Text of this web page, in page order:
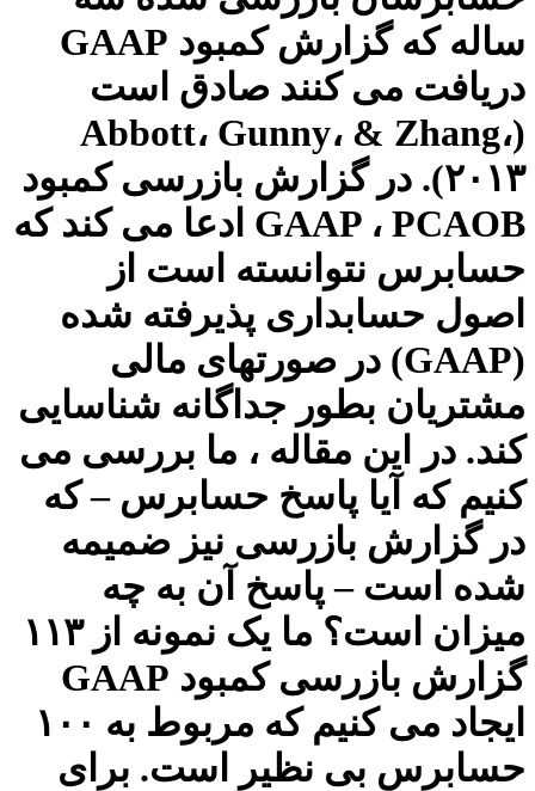
ساله که گزارش کمبود GAAP
دریافت می کنند صادق است
(Abbott، Gunny، & Zhang،
۲۰۱۳). در گزارش بازرسی کمبود
GAAP ، PCAOB ادعا می کند که
حسابرس نتوانسته است از
اصول حسابداری پذیرفته شده
(GAAP) در صورتهای مالی
مشتریان بطور جداگانه شناسایی
کند. در این مقاله ، ما بررسی می
کنیم که آیا پاسخ حسابرس – که
در گزارش بازرسی نیز ضمیمه
شده است – پاسخ آن به چه
میزان است؟ ما یک نمونه از ۱۱۳
گزارش بازرسی کمبود GAAP
ایجاد می کنیم که مربوط به ۱۰۰
حسابرس بی نظیر است. برای